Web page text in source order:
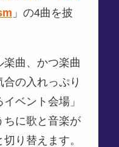
」の4曲を披
曲、かつ楽曲
の入れっぷり
ベント会場」
ちに歌と音楽が
り替えます。